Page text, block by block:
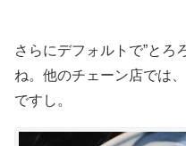
さらにデフォルトで”とろ
ね。他のチェーン店では
ですし。